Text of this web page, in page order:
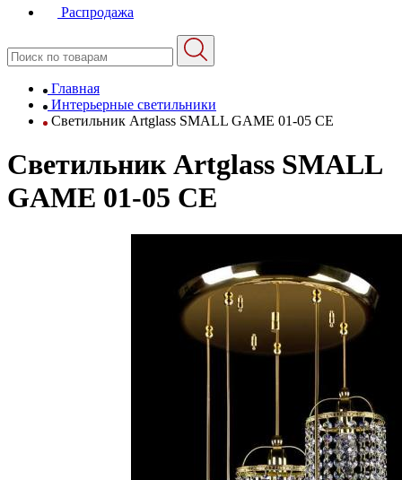
Распродажа
Главная
Интерьерные светильники
Светильник Artglass SMALL GAME 01-05 CE
Светильник Artglass SMALL
GAME 01-05 CE